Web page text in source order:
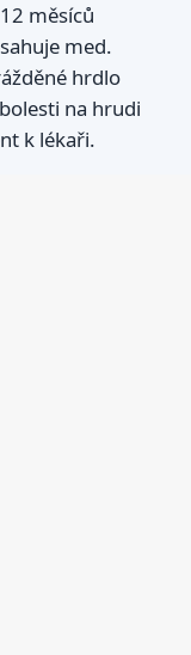
měsíců
med.
hrdlo
na hrudi
k lékaři.